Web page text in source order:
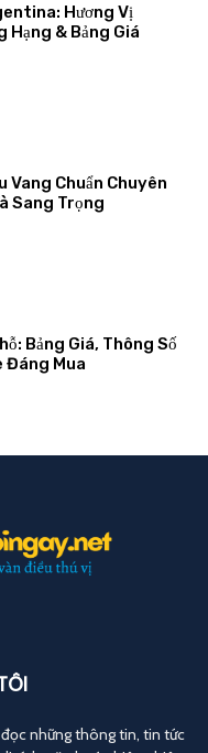
Hương Vị
Hạng & Bảng Giá
Vang Chuẩn Chuyên
Sang Trọng
Bảng Giá, Thông Số
Đáng Mua
những thông tin, tin tức